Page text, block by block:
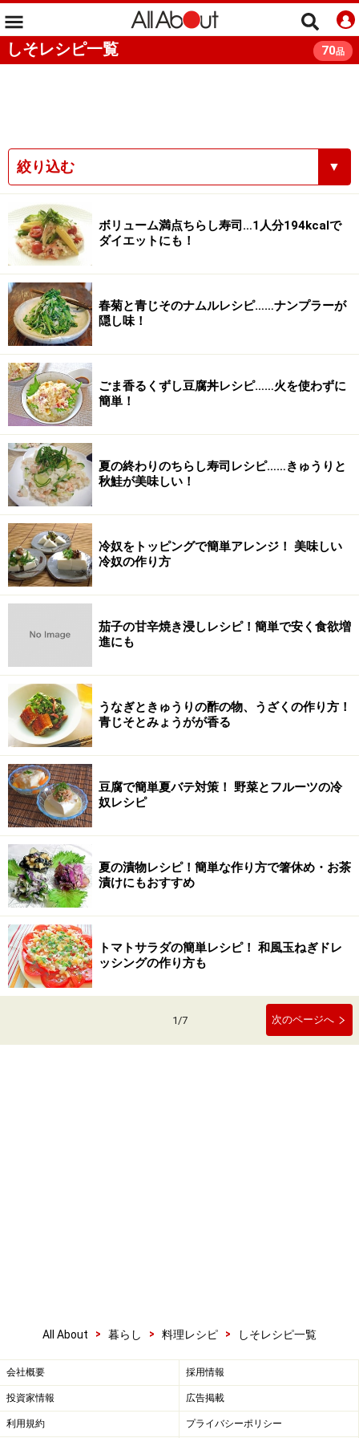
しそレシピ一覧 70品
絞り込む ▼
ボリューム満点ちらし寿司…1人分194kcalで
ダイエットにも！
春菊と青じそのナムルレシピ……ナンプラーが
隠し味！
ごま香るくずし豆腐丼レシピ……火を使わずに
簡単！
夏の終わりのちらし寿司レシピ……きゅうりと
秋鮭が美味しい！
冷奴をトッピングで簡単アレンジ！ 美味しい
冷奴の作り方
茄子の甘辛焼き浸しレシピ！簡単で安く食欲増
進にも
うなぎときゅうりの酢の物、うざくの作り方！
青じそとみょうがが香る
豆腐で簡単夏バテ対策！ 野菜とフルーツの冷
奴レシピ
夏の漬物レシピ！簡単な作り方で箸休め・お茶
漬けにもおすすめ
トマトサラダの簡単レシピ！ 和風玉ねぎドレ
ッシングの作り方も
1/7 次のページへ
All About > 暮らし > 料理レシピ > しそレシピ一覧
会社概要 採用情報
投資家情報 広告掲載
利用規約 プライバシーポリシー